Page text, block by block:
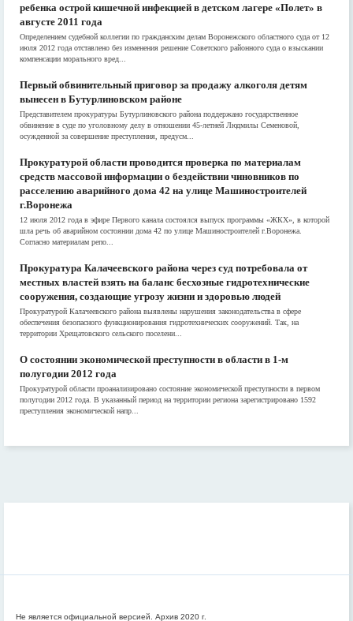
ребенка острой кишечной инфекцией в детском лагере «Полет» в
августе 2011 года
Определением судебной коллегии по гражданским делам Воронежского областного суда от 12
июля 2012 года отставлено без изменения решение Советского районного суда о взыскании
компенсации морального вред...
Первый обвинительный приговор за продажу алкоголя детям
вынесен в Бутурлиновском районе
Представителем прокуратуры Бутурлиновского района поддержано государственное
обвинение в суде по уголовному делу в отношении 45-летней Людмилы Семеновой,
осужденной за совершение преступления, предусм...
Прокуратурой области проводится проверка по материалам
средств массовой информации о бездействии чиновников по
расселению аварийного дома 42 на улице Машиностроителей
г.Воронежа
12 июля 2012 года в эфире Первого канала состоялся выпуск программы «ЖКХ», в которой
шла речь об аварийном состоянии дома 42 по улице Машиностроителей г.Воронежа.
Согласно материалам репо...
Прокуратура Калачеевского района через суд потребовала от
местных властей взять на баланс бесхозные гидротехнические
сооружения, создающие угрозу жизни и здоровью людей
Прокуратурой Калачеевского района выявлены нарушения законодательства в сфере
обеспечения безопасного функционирования гидротехнических сооружений. Так, на
территории Хрещатовского сельского поселени...
О состоянии экономической преступности в области в 1-м
полугодии 2012 года
Прокуратурой области проанализировано состояние экономической преступности в первом
полугодии 2012 года. В указанный период на территории региона зарегистрировано 1592
преступления экономической напр...
Не является официальной версией. Архив 2020 г.